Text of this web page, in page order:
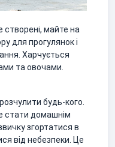
майте на
для прогулянок і
Харчується
та овочами.
будь-кого.
стати домашнім
згортатися в
від небезпеки. Це